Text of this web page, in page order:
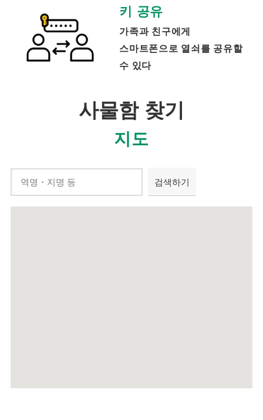
키 공유
가족과 친구에게
스마트폰으로 열쇠를 공유할
수 있다
사물함 찾기
지도
검색하기 검색하기